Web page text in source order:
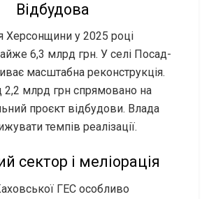
Відбудова
Херсонщини у 2025 році
6,3 млрд грн. У селі Посад-
масштабна реконструкція.
2,2 млрд грн спрямовано на
проєкт відбудови. Влада
темпів реалізації.
сектор і меліорація
ГЕС особливо